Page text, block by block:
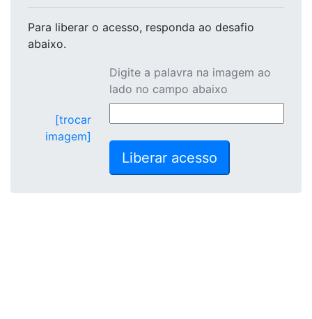
Para liberar o acesso, responda ao desafio
abaixo.
[trocar
imagem]
Digite a palavra na imagem ao
lado no campo abaixo